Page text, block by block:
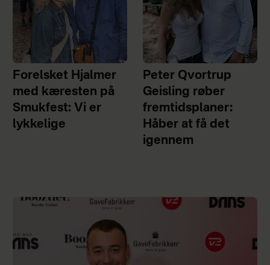
Forelsket Hjalmer
med kæresten på
Smukfest: Vi er
lykkelige
Peter Qvortrup
Geisling røber
fremtidsplaner:
Håber at få det
igennem